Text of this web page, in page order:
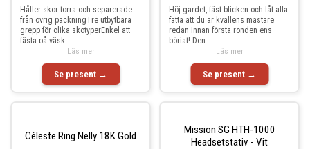
Håller skor torra och separerade
från övrig packningTre utbytbara
grepp för olika skotyperEnkel att
fästa på väsk
Se present →
Läs mer
Höj gardet, fäst blicken och låt alla
fatta att du är kvällens mästare
redan innan första ronden ens
börjat! Den
Se present →
Läs mer
Céleste Ring Nelly 18K Gold
Mission SG HTH-1000
Headsetstativ - Vit